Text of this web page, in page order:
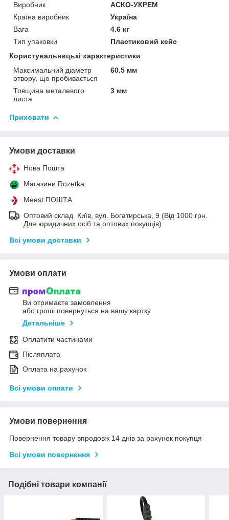
Виробник
АСКО-УКРЕМ
Країна виробник
Україна
Вага
4.6 кг
Тип упаковки
Пластиковий кейс
Користувальницькі характеристики
Максимальний діаметр
отвору, що пробивається
60.5 мм
Товщина металевого
листа
3 мм
Приховати
Умови доставки
Нова Пошта
Магазини Rozetka
Meest ПОШТА
Оптовий склад. Київ, вул. Богатирська, 9 (Від 1000 грн.
Для юридичних осіб та оптових покупців)
Всі умови доставки
Умови оплати
Ви отримаєте замовлення
або гроші повернуться на вашу картку
Детальніше
Оплатити частинами
Післяплата
Оплата на рахунок
Всі умови оплати
Умови повернення
Повернення товару впродовж 14 днів за рахунок покупця
Всі умови повернення
Подібні товари компанії